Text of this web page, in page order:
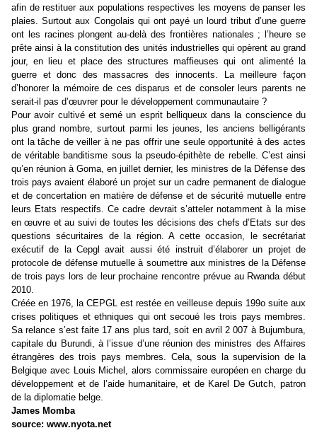
afin de restituer aux populations respectives les moyens de panser les
plaies. Surtout aux Congolais qui ont payé un lourd tribut d’une guerre
ont les racines plongent au-delà des frontières nationales ; l’heure se
prête ainsi à la constitution des unités industrielles qui opèrent au grand
jour, en lieu et place des structures maffieuses qui ont alimenté la
guerre et donc des massacres des innocents. La meilleure façon
d’honorer la mémoire de ces disparus et de consoler leurs parents ne
serait-il pas d’œuvrer pour le développement communautaire ?
Pour avoir cultivé et semé un esprit belliqueux dans la conscience du
plus grand nombre, surtout parmi les jeunes, les anciens belligérants
ont la tâche de veiller à ne pas offrir une seule opportunité à des actes
de véritable banditisme sous la pseudo-épithète de rebelle. C’est ainsi
qu’en réunion à Goma, en juillet dernier, les ministres de la Défense des
trois pays avaient élaboré un projet sur un cadre permanent de dialogue
et de concertation en matière de défense et de sécurité mutuelle entre
leurs Etats respectifs. Ce cadre devrait s’atteler notamment à la mise
en œuvre et au suivi de toutes les décisions des chefs d’Etats sur des
questions sécuritaires de la région. A cette occasion, le secrétariat
exécutif de la Cepgl avait aussi été instruit d’élaborer un projet de
protocole de défense mutuelle à soumettre aux ministres de la Défense
de trois pays lors de leur prochaine rencontre prévue au Rwanda début
2010.
Créée en 1976, la CEPGL est restée en veilleuse depuis 199o suite aux
crises politiques et ethniques qui ont secoué les trois pays membres.
Sa relance s’est faite 17 ans plus tard, soit en avril 2 007 à Bujumbura,
capitale du Burundi, à l’issue d’une réunion des ministres des Affaires
étrangères des trois pays membres. Cela, sous la supervision de la
Belgique avec Louis Michel, alors commissaire européen en charge du
développement et de l’aide humanitaire, et de Karel De Gutch, patron
de la diplomatie belge.
James Momba
source: www.nyota.net